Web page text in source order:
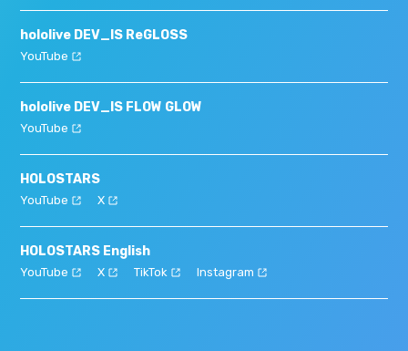
hololive DEV_IS ReGLOSS
YouTube
hololive DEV_IS FLOW GLOW
YouTube
HOLOSTARS
YouTube X
HOLOSTARS English
YouTube X TikTok Instagram